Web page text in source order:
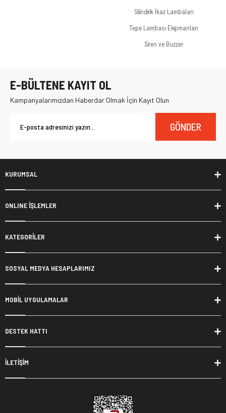
Silindirik İkaz Lambaları
Tepe Lambası Ekipmanları
Siren ve Buzzer
E-BÜLTENE KAYIT OL
Kampanyalarımızdan Haberdar Olmak İçin Kayıt Olun
GÖNDER
KURUMSAL
ONLINE İŞLEMLER
KATEGORİLER
SOSYAL MEDYA HESAPLARIMIZ
MOBİL UYGULAMALAR
DESTEK HATTI
İLETİŞİM